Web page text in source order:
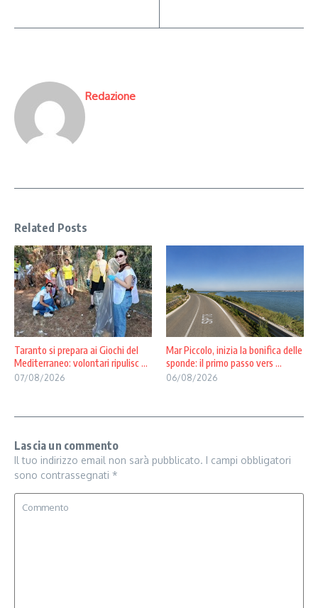
Redazione
Related Posts
Taranto si prepara ai Giochi del
Mediterraneo: volontari ripulisc ...
07/08/2026
Mar Piccolo, inizia la bonifica delle
sponde: il primo passo vers ...
06/08/2026
Lascia un commento
Il tuo indirizzo email non sarà pubblicato. I campi obbligatori
sono contrassegnati *